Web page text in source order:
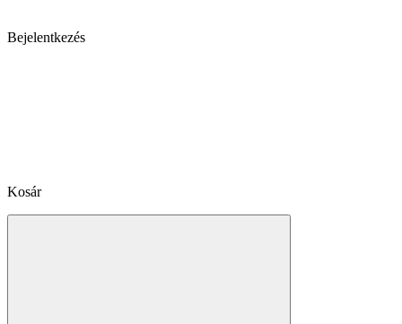
Bejelentkezés
Kosár